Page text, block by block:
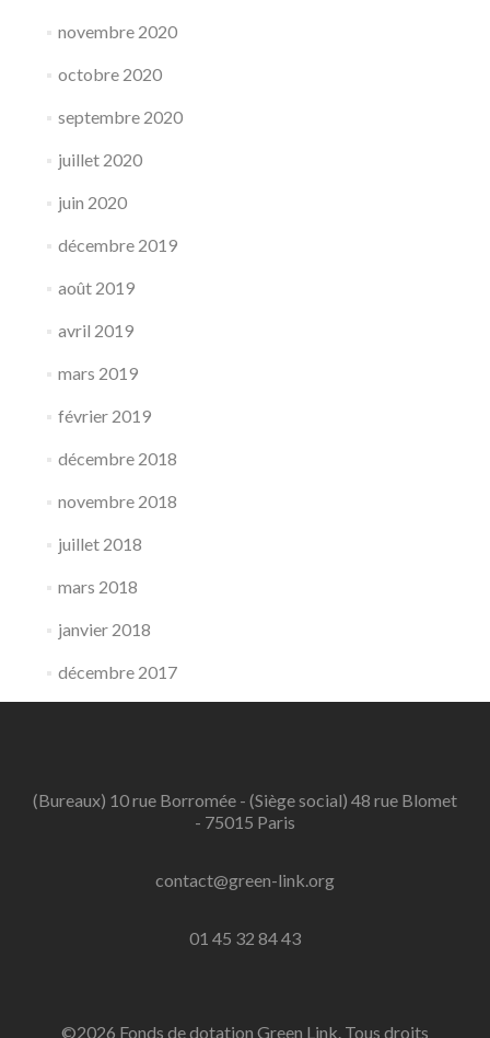
novembre 2020
octobre 2020
septembre 2020
juillet 2020
juin 2020
décembre 2019
août 2019
avril 2019
mars 2019
février 2019
décembre 2018
novembre 2018
juillet 2018
mars 2018
janvier 2018
décembre 2017
(Bureaux) 10 rue Borromée - (Siège social) 48 rue Blomet
- 75015 Paris
contact@green-link.org
01 45 32 84 43
©2026 Fonds de dotation Green Link. Tous droits